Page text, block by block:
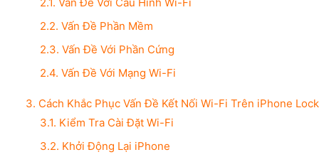
2.2. Vấn Đề Phần Mềm
2.3. Vấn Đề Với Phần Cứng
2.4. Vấn Đề Với Mạng Wi-Fi
3. Cách Khắc Phục Vấn Đề Kết Nối Wi-Fi Trên iPhone Lock
3.1. Kiểm Tra Cài Đặt Wi-Fi
3.2. Khởi Động Lại iPhone